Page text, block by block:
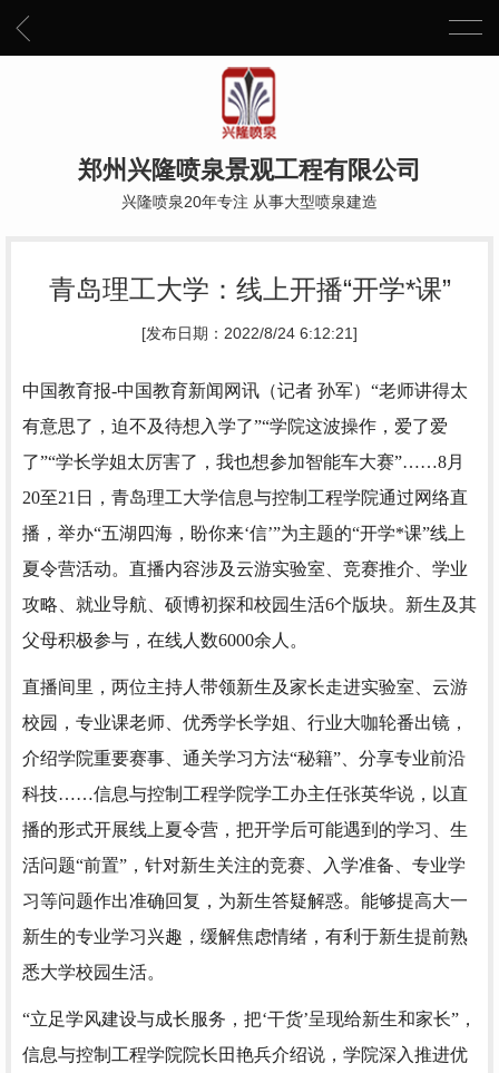
郑州兴隆喷泉景观工程有限公司
兴隆喷泉20年专注 从事大型喷泉建造
青岛理工大学：线上开播“开学*课”
[发布日期：2022/8/24 6:12:21]
中国教育报-中国教育新闻网讯（记者 孙军） “老师讲得太
有意思了，迫不及待想入学了”“学院这波操作，爱了爱
了”“学长学姐太厉害了，我也想参加智能车大赛”……8月
20至21日，青岛理工大学信息与控制工程学院通过网络直
播，举办“五湖四海，盼你来‘信’”为主题的“开学*课”线上
夏令营活动。直播内容涉及云游实验室、竞赛推介、学业
攻略、就业导航、硕博初探和校园生活6个版块。新生及其
父母积极参与，在线人数6000余人。
直播间里，两位主持人带领新生及家长走进实验室、云游
校园，专业课老师、优秀学长学姐、行业大咖轮番出镜，
介绍学院重要赛事、通关学习方法“秘籍”、分享专业前沿
科技……信息与控制工程学院学工办主任张英华说，以直
播的形式开展线上夏令营，把开学后可能遇到的学习、生
活问题“前置”，针对新生关注的竞赛、入学准备、专业学
习等问题作出准确回复，为新生答疑解惑。能够提高大一
新生的专业学习兴趣，缓解焦虑情绪，有利于新生提前熟
悉大学校园生活。
“立足学风建设与成长服务，把‘干货’呈现给新生和家长”，
信息与控制工程学院院长田艳兵介绍说，学院深入推进优